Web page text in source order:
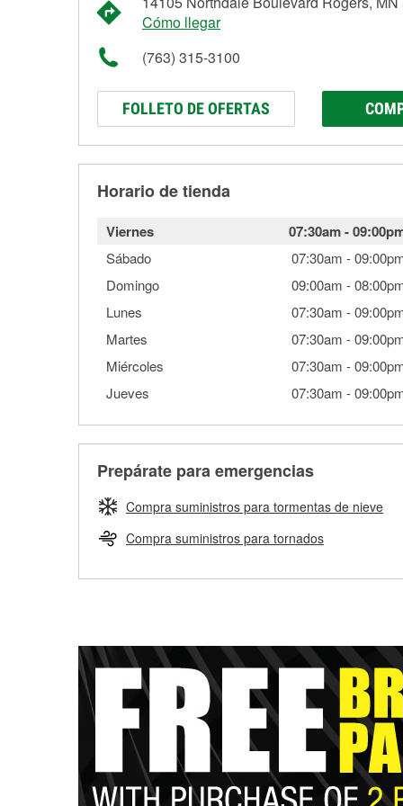
Cómo llegar
(763) 315-3100
FOLLETO DE OFERTAS
Horario de tienda
Viernes 07:30am-
Sábado 07:30am -
Domingo
09:00am -
Lunes
07:30am -
Martes
07:30am -
Miércoles
07:30am -
Jueves
07:30am -
Prepárate para emergencias
Compra suministros para tormentas de nieve
Compra suministros para tornados